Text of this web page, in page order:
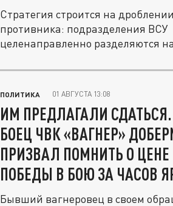
Стратегия строится на
противника: подразделения ВСУ
целенаправленно разделяются на
ПОЛИТИКА 01 АВГУСТА 13:08
ИМ ПРЕДЛАГАЛИ
БОЕЦ ЧВК «ВАГНЕР»
ПРИЗВАЛ ПОМНИТЬ О ЦЕНЕ
ПОБЕДЫ В БОЮ ЗА ЧАСОВ
Бывший вагнеровец в своем